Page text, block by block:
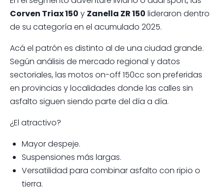
Corven Triax 150 y Zanella ZR 150 lideraron dentro
de su categoría en el acumulado 2025.
Acá el patrón es distinto al de una ciudad grande.
Según análisis de mercado regional y datos
sectoriales, las motos on-off 150cc son preferidas
en provincias y localidades donde las calles sin
asfalto siguen siendo parte del día a día.
¿El atractivo?
Mayor despeje.
Suspensiones más largas.
Versatilidad para combinar asfalto con ripio o
tierra.